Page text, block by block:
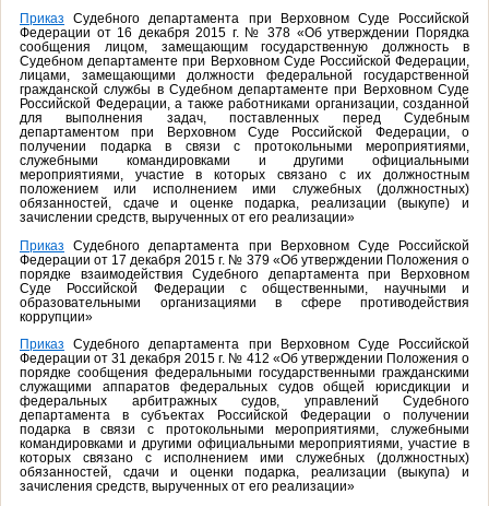
Приказ Судебного департамента при Верховном Суде Российской
Федерации от 16 декабря 2015 г. № 378 «Об утверждении Порядка
сообщения лицом, замещающим государственную должность в
Судебном департаменте при Верховном Суде Российской Федерации,
лицами, замещающими должности федеральной государственной
гражданской службы в Судебном департаменте при Верховном Суде
Российской Федерации, а также работниками организации, созданной
для выполнения задач, поставленных перед Судебным
департаментом при Верховном Суде Российской Федерации, о
получении подарка в связи с протокольными мероприятиями,
служебными командировками и другими официальными
мероприятиями, участие в которых связано с их должностным
положением или исполнением ими служебных (должностных)
обязанностей, сдаче и оценке подарка, реализации (выкупе) и
зачислении средств, вырученных от его реализации»
Приказ Судебного департамента при Верховном Суде Российской
Федерации от 17 декабря 2015 г. № 379 «Об утверждении Положения о
порядке взаимодействия Судебного департамента при Верховном
Суде Российской Федерации с общественными, научными и
образовательными организациями в сфере противодействия
коррупции»
Приказ Судебного департамента при Верховном Суде Российской
Федерации от 31 декабря 2015 г. № 412 «Об утверждении Положения о
порядке сообщения федеральными государственными гражданскими
служащими аппаратов федеральных судов общей юрисдикции и
федеральных арбитражных судов, управлений Судебного
департамента в субъектах Российской Федерации о получении
подарка в связи с протокольными мероприятиями, служебными
командировками и другими официальными мероприятиями, участие в
которых связано с исполнением ими служебных (должностных)
обязанностей, сдачи и оценки подарка, реализации (выкупа) и
зачисления средств, вырученных от его реализации»